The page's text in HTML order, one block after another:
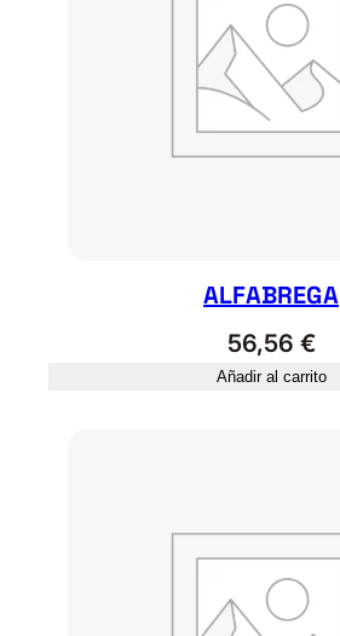
ALFABREGA
56,56 €
Añadir al carrito